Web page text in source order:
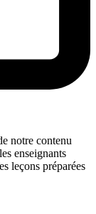
notre contenu
enseignants
leçons préparées